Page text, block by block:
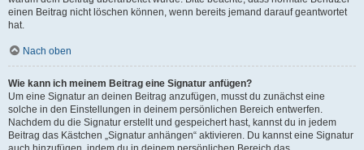
einen Beitrag nicht löschen können, wenn bereits jemand darauf geantwortet
hat.
Nach oben
Wie kann ich meinem Beitrag eine Signatur anfügen?
Um eine Signatur an deinen Beitrag anzufügen, musst du zunächst eine
solche in den Einstellungen in deinem persönlichen Bereich entwerfen.
Nachdem du die Signatur erstellt und gespeichert hast, kannst du in jedem
Beitrag das Kästchen „Signatur anhängen“ aktivieren. Du kannst eine Signatur